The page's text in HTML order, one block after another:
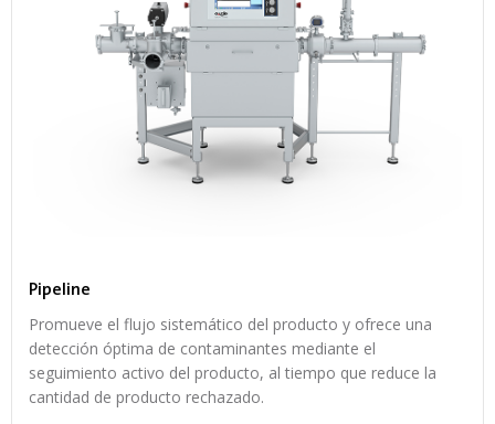
Pipeline
Promueve el flujo sistemático del producto y ofrece una
detección óptima de contaminantes mediante el
seguimiento activo del producto, al tiempo que reduce la
cantidad de producto rechazado.